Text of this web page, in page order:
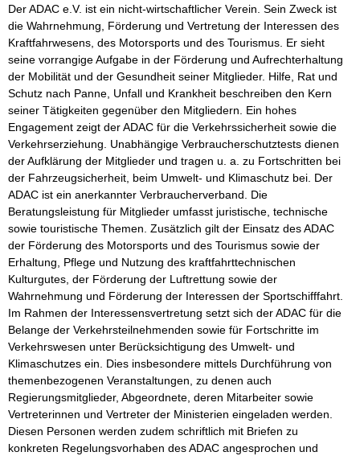
Der ADAC e.V. ist ein nicht-wirtschaftlicher Verein. Sein Zweck ist
die Wahrnehmung, Förderung und Vertretung der Interessen des
Kraftfahrwesens, des Motorsports und des Tourismus. Er sieht
seine vorrangige Aufgabe in der Förderung und Aufrechterhaltung
der Mobilität und der Gesundheit seiner Mitglieder. Hilfe, Rat und
Schutz nach Panne, Unfall und Krankheit beschreiben den Kern
seiner Tätigkeiten gegenüber den Mitgliedern. Ein hohes
Engagement zeigt der ADAC für die Verkehrssicherheit sowie die
Verkehrserziehung. Unabhängige Verbraucherschutztests dienen
der Aufklärung der Mitglieder und tragen u. a. zu Fortschritten bei
der Fahrzeugsicherheit, beim Umwelt- und Klimaschutz bei. Der
ADAC ist ein anerkannter Verbraucherverband. Die
Beratungsleistung für Mitglieder umfasst juristische, technische
sowie touristische Themen. Zusätzlich gilt der Einsatz des ADAC
der Förderung des Motorsports und des Tourismus sowie der
Erhaltung, Pflege und Nutzung des kraftfahrttechnischen
Kulturgutes, der Förderung der Luftrettung sowie der
Wahrnehmung und Förderung der Interessen der Sportschifffahrt.
Im Rahmen der Interessensvertretung setzt sich der ADAC für die
Belange der Verkehrsteilnehmenden sowie für Fortschritte im
Verkehrswesen unter Berücksichtigung des Umwelt- und
Klimaschutzes ein. Dies insbesondere mittels Durchführung von
themenbezogenen Veranstaltungen, zu denen auch
Regierungsmitglieder, Abgeordnete, deren Mitarbeiter sowie
Vertreterinnen und Vertreter der Ministerien eingeladen werden.
Diesen Personen werden zudem schriftlich mit Briefen zu
konkreten Regelungsvorhaben des ADAC angesprochen und